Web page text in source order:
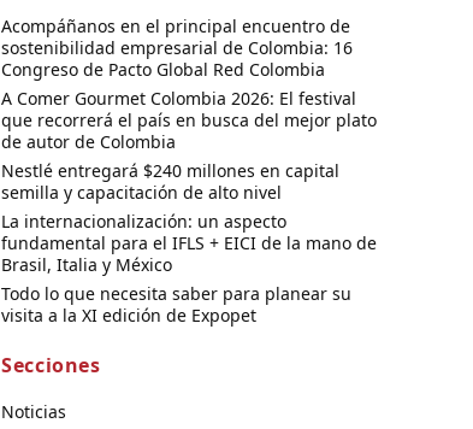
Acompáñanos en el principal encuentro de
sostenibilidad empresarial de Colombia: 16
Congreso de Pacto Global Red Colombia
A Comer Gourmet Colombia 2026: El festival
que recorrerá el país en busca del mejor plato
de autor de Colombia
Nestlé entregará $240 millones en capital
semilla y capacitación de alto nivel
La internacionalización: un aspecto
fundamental para el IFLS + EICI de la mano de
Brasil, Italia y México
Todo lo que necesita saber para planear su
visita a la XI edición de Expopet
Secciones
Noticias